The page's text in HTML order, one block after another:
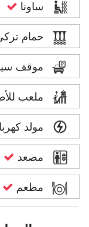
ساونا
حمام
موقف
ملعب
مولد
مصعد
مطعم